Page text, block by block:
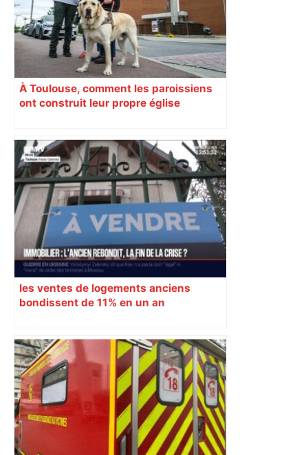
À Toulouse, comment les paroissiens
ont construit leur propre église
les ventes de logements anciens
bondissent de 11% en un an